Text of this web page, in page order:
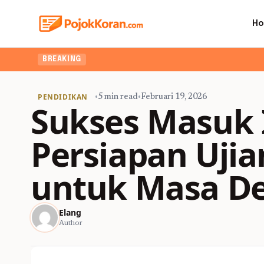
BREAKING Ingin
PENDIDIKAN •5 min read•Februari 19, 2026
Sukses
Persiapan
untuk Masa
Elang
Author